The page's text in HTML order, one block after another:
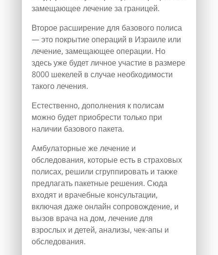
замещающее лечение за границей.
Второе расширение для базового полиса
— это покрытие операций в Израиле или
лечение, замещающее операции. Но
здесь уже будет личное участие в размере
8000 шекелей в случае необходимости
такого лечения.
Естественно, дополнения к полисам
можно будет приобрести только при
наличии базового пакета.
Амбулаторные же лечение и
обследования, которые есть в страховых
полисах, решили сгруппировать и также
предлагать пакетные решения. Сюда
входят и врачебные консультации,
включая даже онлайн сопровождение, и
вызов врача на дом, лечение для
взрослых и детей, анализы, чек-апы и
обследования.